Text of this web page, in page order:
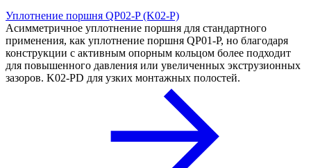
Уплотнение поршня QP02-P (K02-P)
Асимметричное уплотнение поршня для стандартного
применения, как уплотнение поршня QP01-P, но благодаря
конструкции с активным опорным кольцом более подходит
для повышенного давления или увеличенных экструзионных
зазоров. K02-PD для узких монтажных полостей.